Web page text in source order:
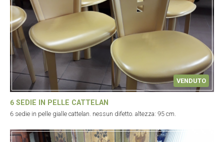
VENDUTO
6 SEDIE IN PELLE CATTELAN
6 sedie in pelle gialle cattelan. nessun difetto. altezza: 95 cm.